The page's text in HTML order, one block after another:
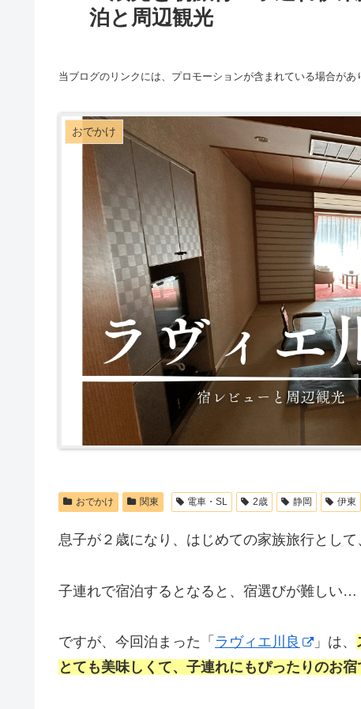
泊と周辺観光
当ブログのリンクには、プロモーションが含まれている場合があ
おでかけ
おでかけ 関東 電車・SL 2歳 静岡 伊東
息子が２歳になり、はじめての家族旅行として
子連れで宿泊するとなると、宿選びが難しい…
ですが、今回泊まった「 ラヴィエ川良 」は、
とても美味しくて、子連れにもぴったりのお宿